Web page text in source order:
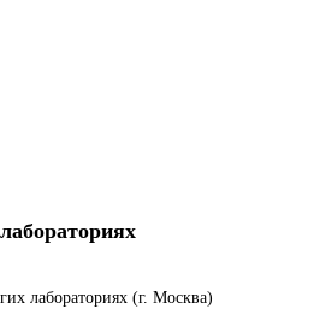
лабораториях (г. Москва)